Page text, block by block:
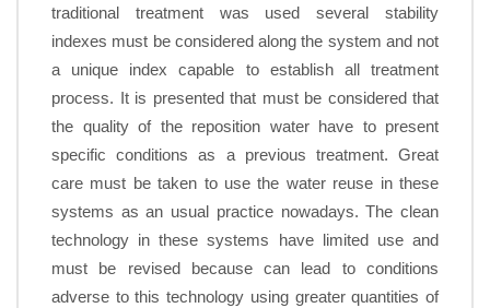
traditional treatment was used several stability
indexes must be considered along the system and not
a unique index capable to establish all treatment
process. It is presented that must be considered that
the quality of the reposition water have to present
specific conditions as a previous treatment. Great
care must be taken to use the water reuse in these
systems as an usual practice nowadays. The clean
technology in these systems have limited use and
must be revised because can lead to conditions
adverse to this technology using greater quantities of